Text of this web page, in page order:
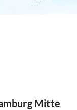
Mitte